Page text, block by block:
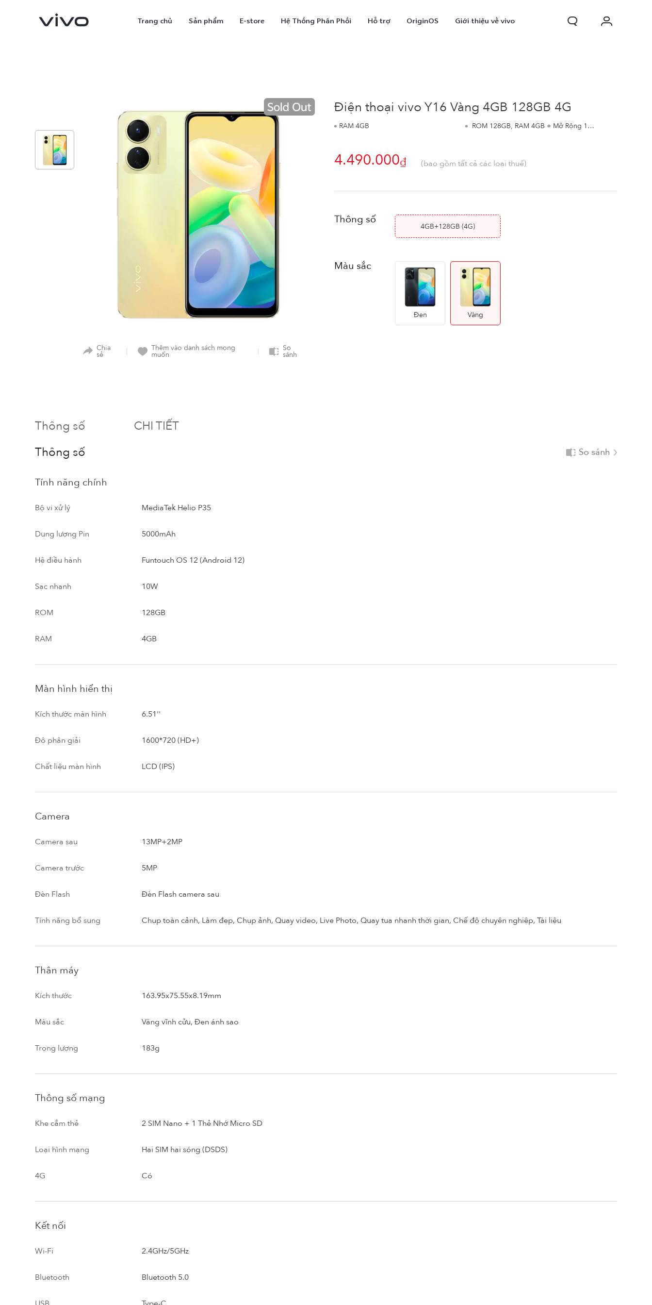
Trang chủ Sản phẩm E-store Hệ Thống Phân Phối Hỗ trợ OriginOS Giới thiệu về vivo
X300 Ultra X300 Pro X300 V70 mới V70 FE mới Y31d
Chia
sẻ
Thêm vào danh sách mong
muốn
So
sánh
Điện thoại vivo Y16 Vàng 4GB 128GB 4G
RAM 4GB ROM 128GB, RAM 4GB + Mở Rộng 1GB, MediaTek Helio P35 8 nhân
4.490.000₫ (bao gồm tất cả các loại thuế)
Thông số
4GB+128GB (4G)
Màu sắc
Đen Vàng
Thông số
CHI TIẾT
Thông số
So sánh
Tính năng chính
Bộ vi xử lý MediaTek Helio P35
Dung lượng Pin 5000mAh
Hệ điều hành Funtouch OS 12 (Android 12)
Sạc nhanh 10W
ROM 128GB
RAM 4GB
Màn hình hiển thị
Kích thước màn hình 6.51''
Độ phân giải 1600*720 (HD+)
Chất liệu màn hình LCD (IPS)
Camera
Camera sau 13MP+2MP
Camera trước 5MP
Đèn Flash Đèn Flash camera sau
Tính năng bổ sung Chụp toàn cảnh, Làm đẹp, Chụp ảnh, Quay video, Live Photo, Quay tua nhanh thời gian, Chế độ chuyên nghiệp, Tài liệu
Thân máy
Kích thước 163.95x75.55x8.19mm
Màu sắc Vàng vĩnh cửu, Đen ánh sao
Trọng lượng 183g
Thông số mạng
Khe cắm thẻ 2 SIM Nano + 1 Thẻ Nhớ Micro SD
Loại hình mạng Hai SIM hai sóng (DSDS)
4G Có
Kết nối
Wi-Fi 2.4GHz/5GHz
Bluetooth Bluetooth 5.0